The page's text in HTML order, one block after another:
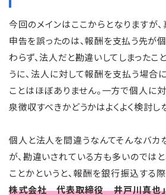
今回のメインはここからとなりますが
申告を誤ったのは、報酬を支払う先が
わらず、法人だと勘違いしてしまったこ
うに、法人に対して報酬を支払う場合
ことはほぼありません。一方で個人に
泉徴収すべきかどうかはよくよく検討し
個人と法人を間違うなんてそんなバカ
が、勘違いされている方も多いのでは
ことかというと、報酬を銀行振込する
株式会社 代表取締役 井戸川真也」